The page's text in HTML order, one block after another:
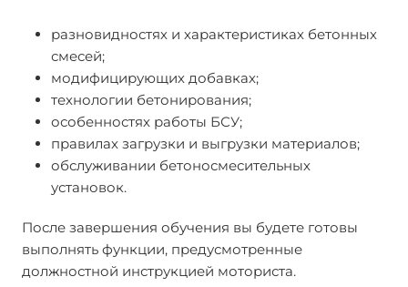
разновидностях и характеристиках бетонных
смесей;
модифицирующих добавках;
технологии бетонирования;
особенностях работы БСУ;
правилах загрузки и выгрузки материалов;
обслуживании бетоносмесительных
установок.
После завершения обучения вы будете готовы
выполнять функции, предусмотренные
должностной инструкцией моториста.